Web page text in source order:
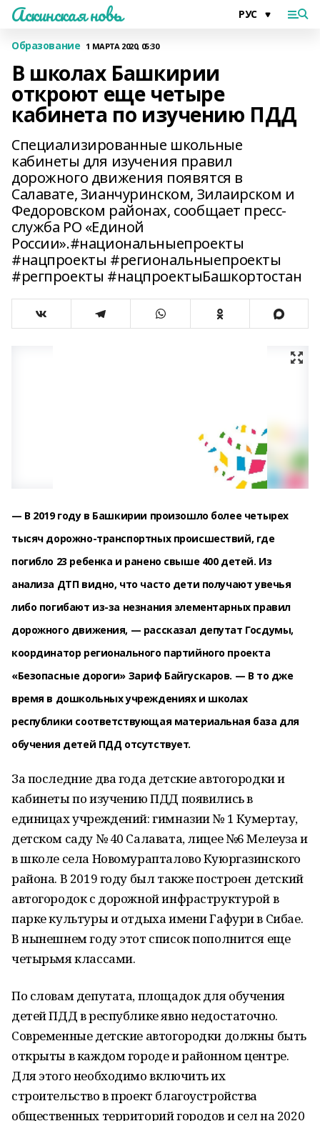
Аскинская новь
Образование 1 МАРТА 2020, 05:30
В школах Башкирии
откроют еще четыре
кабинета по изучению ПДД
Специализированные школьные
кабинеты для изучения правил
дорожного движения появятся в
Салавате, Зианчуринском, Зилаирском и
Федоровском районах, сообщает пресс-
служба РО «Единой
России».#национальныепроекты
#нацпроекты #региональныепроекты
#регпроекты #нацпроектыБашкортостан
— В 2019 году в Башкирии произошло более четырех
тысяч дорожно-транспортных происшествий, где
погибло 23 ребенка и ранено свыше 400 детей. Из
анализа ДТП видно, что часто дети получают увечья
либо погибают из-за незнания элементарных правил
дорожного движения, — рассказал депутат Госдумы,
координатор регионального партийного проекта
«Безопасные дороги» Зариф Байгускаров. — В то дже
время в дошкольных учреждениях и школах
республики соответствующая материальная база для
обучения детей ПДД отсутствует.
За последние два года детские автогородки и
кабинеты по изучению ПДД появились в
единицах учреждений: гимназии № 1 Кумертау,
детском саду № 40 Салавата, лицее №6 Мелеуза и
в школе села Новомурапталово Куюргазинского
района. В 2019 году был также построен детский
автогородок с дорожной инфраструктурой в
парке культуры и отдыха имени Гафури в Сибае.
В нынешнем году этот список пополнится еще
четырьмя классами.
По словам депутата, площадок для обучения
детей ПДД в республике явно недостаточно.
Современные детские автогородки должны быть
открыты в каждом городе и районном центре.
Для этого необходимо включить их
строительство в проект благоустройства
общественных территорий городов и сел на 2020